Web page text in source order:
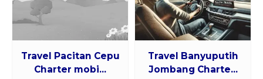
Travel Pacitan Cepu
Charter mobi...
Travel Banyuputih
Jombang Charte...